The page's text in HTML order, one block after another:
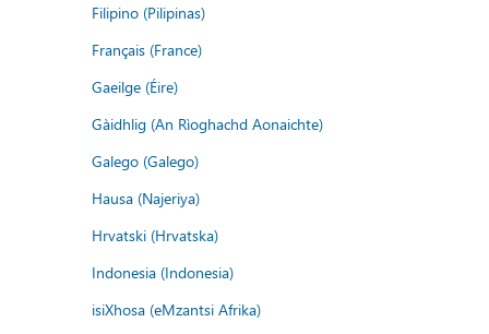
Filipino (Pilipinas)
Français (France)
Gaeilge (Éire)
Gàidhlig (An Rìoghachd Aonaichte)
Galego (Galego)
Hausa (Najeriya)
Hrvatski (Hrvatska)
Indonesia (Indonesia)
isiXhosa (eMzantsi Afrika)